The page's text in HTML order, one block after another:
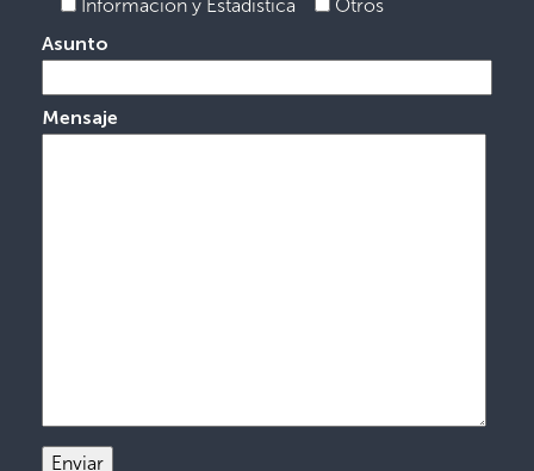
Información y Estadística
Otros
Asunto
Mensaje